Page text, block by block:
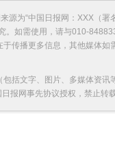
源为“中国日报网：XXX（
。如需使用，请与010-
于传播更多信息，其他媒体
包括文字、图片、多媒体资
日报网事先协议授权，禁止转